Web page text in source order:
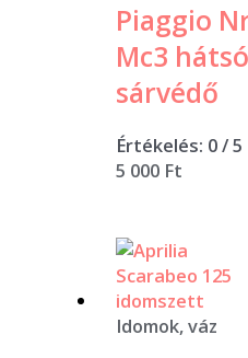
Piaggio
Mc3 hátsó
sárvédő
Értékelés: 0/ 5
5 000 Ft
Idomok, váz